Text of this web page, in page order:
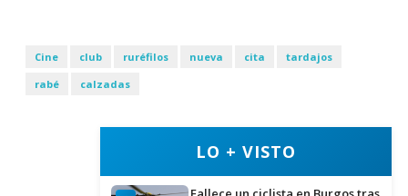
Cine club ruréfilos nueva cita
tardajos
rabé
calzadas
LO + VISTO